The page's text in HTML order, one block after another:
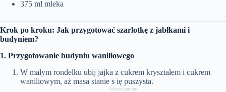
375 ml mleka
Krok po kroku: Jak przygotować szarlotkę z jabłkami i
budyniem?
1. Przygotowanie budyniu waniliowego
W małym rondelku ubij jajka z cukrem kryształem i cukrem
waniliowym, aż masa stanie s ię puszysta.
Advertisement